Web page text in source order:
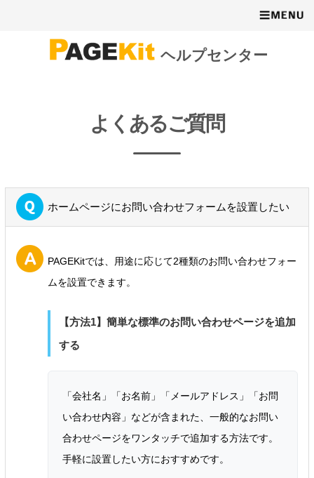
ヘルプセンター
よくあるご質問
ホームページにお問い合わせフォームを設置したい
PAGEKitでは、用途に応じて2種類のお問い合わせフォー
ムを設置できます。
【方法1】簡単な標準のお問い合わせページを追加
する
「会社名」「お名前」「メールアドレス」「お問
い合わせ内容」などが含まれた、一般的なお問い
合わせページをワンタッチで追加する方法です。
手軽に設置したい方におすすめです。